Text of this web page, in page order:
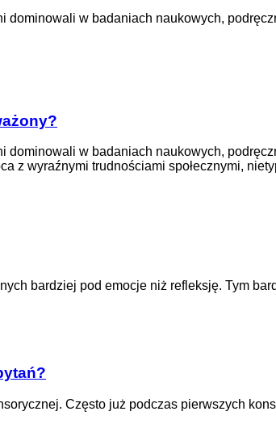
dominowali w badaniach naukowych,
dominowali w badaniach naukowych,
z wyraźnymi trudnościami społecznymi,
bardziej pod emocje niż refleksję. Tym
Często już podczas pierwszych